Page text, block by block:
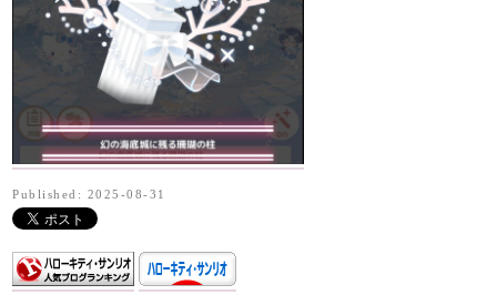
Published: 2025-08-31